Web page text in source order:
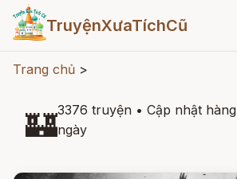
TruyệnXưaTíchCũ
Trang chủ >
🏰3376 truyện • Cập nhật hàng
ngày